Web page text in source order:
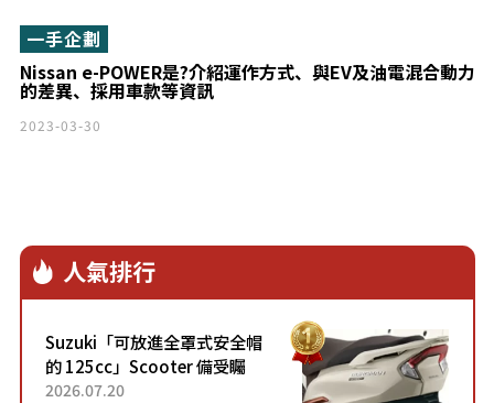
Nissan e-POWER是?介紹運作方式、與EV及油電混合動力
的差異、採用車款等資訊
一手企劃
2023-03-30
人氣排行
Suzuki「可放進全罩式安全帽
的 125cc」Scooter 備受矚
目！採用全新流線設計與各項
2026.07.20